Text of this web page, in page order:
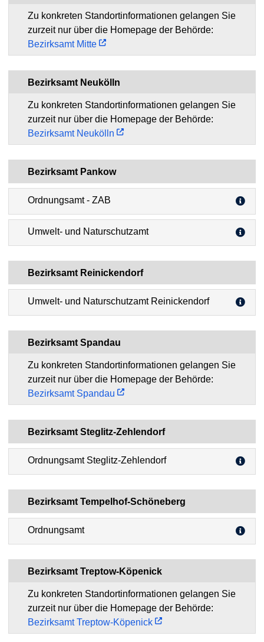
Zu konkreten Standortinformationen gelangen Sie
zurzeit nur über die Homepage der Behörde:
Bezirksamt Mitte
Bezirksamt Neukölln
Zu konkreten Standortinformationen gelangen Sie
zurzeit nur über die Homepage der Behörde:
Bezirksamt Neukölln
Bezirksamt Pankow
Ordnungsamt - ZAB
Umwelt- und Naturschutzamt
Bezirksamt Reinickendorf
Umwelt- und Naturschutzamt Reinickendorf
Bezirksamt Spandau
Zu konkreten Standortinformationen gelangen Sie
zurzeit nur über die Homepage der Behörde:
Bezirksamt Spandau
Bezirksamt Steglitz-Zehlendorf
Ordnungsamt Steglitz-Zehlendorf
Bezirksamt Tempelhof-Schöneberg
Ordnungsamt
Bezirksamt Treptow-Köpenick
Zu konkreten Standortinformationen gelangen Sie
zurzeit nur über die Homepage der Behörde:
Bezirksamt Treptow-Köpenick